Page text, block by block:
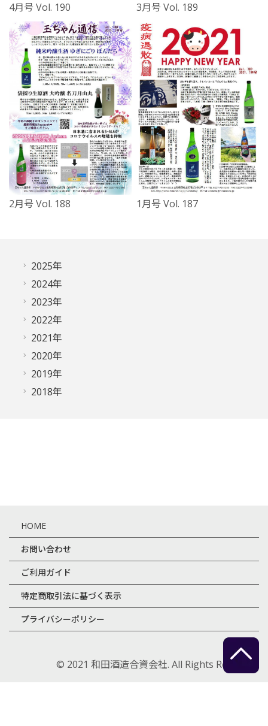
4月号 Vol. 190 3月号 Vol. 189
2月号 Vol. 188 1月号 Vol. 187
2025年
2024年
2023年
2022年
2021年
2020年
2019年
2018年
HOME
お問い合わせ
ご利用ガイド
特定商取引法に基づく表示
プライバシーポリシー
© 2021 和田酒造合資会社. All Rights Reserved.